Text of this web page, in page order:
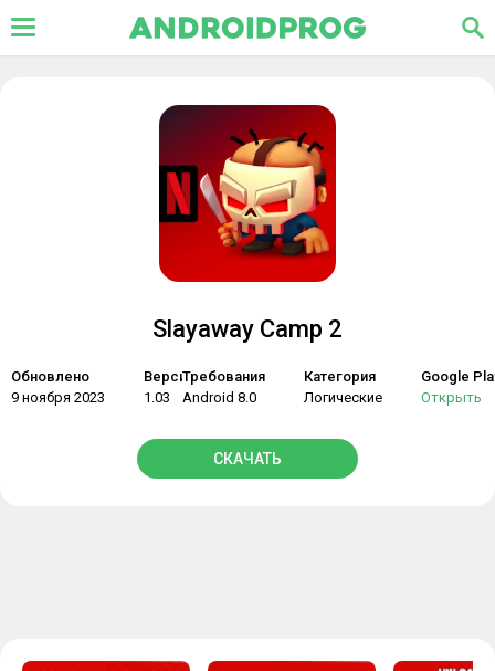
Slayaway Camp 2
Обновлено
9 ноября 2023
Версия
1.03
Требования
Android 8.0
Категория
Логические
Google
Открыть
СКАЧАТЬ